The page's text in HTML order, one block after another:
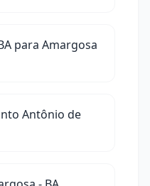
para Amargosa
Antônio de